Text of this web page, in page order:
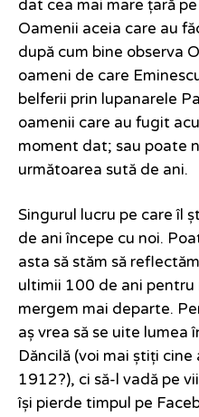
dat cea mai mare țară
Oamenii aceia care au
după cum bine observa
oameni de care
belferii prin lupanarele
oamenii care au fugit
moment dat; sau poate
următoarea sută de ani.
Singurul lucru pe care îl
de ani începe cu noi.
asta să stăm să
ultimii 100 de ani pentru
mergem mai departe.
aș vrea să se uite lumea
Dăncilă (voi mai știți
1912?), ci să-l vadă pe
își pierde timpul pe